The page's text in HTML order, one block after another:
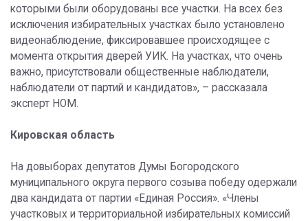
которыми были оборудованы все участки. На всех без
исключения избирательных участках было установлено
видеонаблюдение, фиксировавшее происходящее с
момента открытия дверей УИК. На участках, что очень
важно, присутствовали общественные наблюдатели,
наблюдатели от партий и кандидатов», – рассказала
эксперт НОМ.
Кировская область
На довыборах депутатов Думы Богородского
муниципального округа первого созыва победу одержали
два кандидата от партии «Единая Россия». «Члены
участковых и территориальной избирательных комиссий